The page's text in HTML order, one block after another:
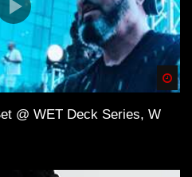
@ WET Deck Series, W